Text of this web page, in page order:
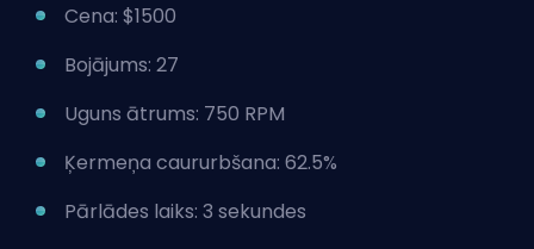
Cena: $1500
Bojājums: 27
Uguns ātrums: 750 RPM
Ķermeņa caururbšana: 62.5%
Pārlādes laiks: 3 sekundes